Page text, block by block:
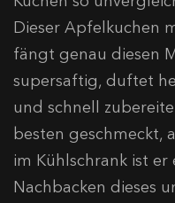
Dieser Apfelkuchen
fängt genau diesen
supersaftig, duftet
und schnell
besten geschmeckt,
im Kühlschrank ist er
Nachbacken dieses